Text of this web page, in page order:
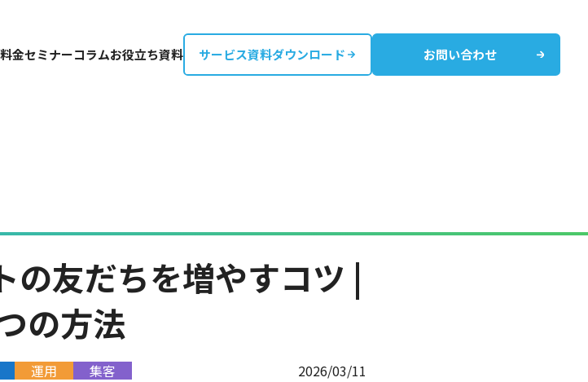
料金セミナーコラムお役立ち資料 サービス資料ダウンロード お問い合わせ
の友だちを増やすコツ |
の方法
運用 集客 2026/03/11